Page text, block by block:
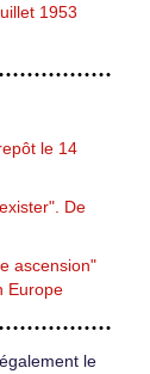
1953
le 14
De
ascension"
Europe
le